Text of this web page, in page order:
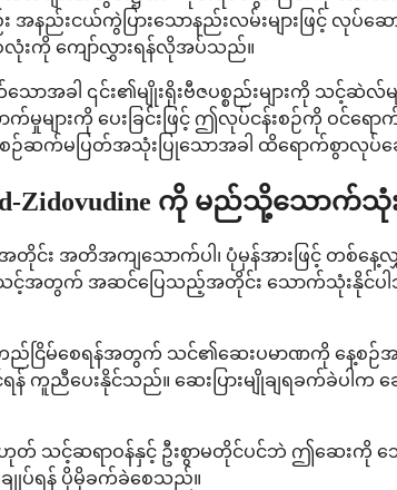
ည်းငယ်ကွဲပြားသောနည်းလမ်းများဖြင့် လု
းကို ကျော်လွှားရန်လိုအပ်သည်။
ခါ ၎င်း၏မျိုးရိုးဗီဇပစ္စည်းများကို သင့်ဆဲလ်မ
မှုများကို ပေးခြင်းဖြင့် ဤလုပ်ငန်းစဉ်ကို ဝ
စဉ်ဆက်မပြတ်အသုံးပြုသောအခါ ထိရောက်စွာလုပ်
and-Zidovudine ကို မည်သို့သောက်
း အတိအကျသောက်ပါ၊ ပုံမှန်အားဖြင့် တစ်နေ့လ
င့်အတွက် အဆင်ပြေသည့်အတိုင်း သောက်သုံးနိုင်ပ
ြိမ်စေရန်အတွက် သင်၏ဆေးပမာဏကို နေ့စဉ်အချိ
န် ကူညီပေးနိုင်သည်။ ဆေးပြားမျိုချရခက်ခဲ
တ် သင့်ဆရာဝန်နှင့် ဦးစွာမတိုင်ပင်ဘဲ ဤဆေးကို
ချုပ်ရန် ပိုမိုခက်ခဲစေသည်။